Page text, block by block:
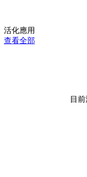
活化應用
查看全部
目